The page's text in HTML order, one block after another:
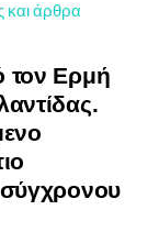
και άρθρα
τον Ερμή
σύγχρονου